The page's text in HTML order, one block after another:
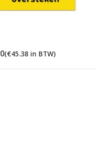
(€45.38 in BTW)